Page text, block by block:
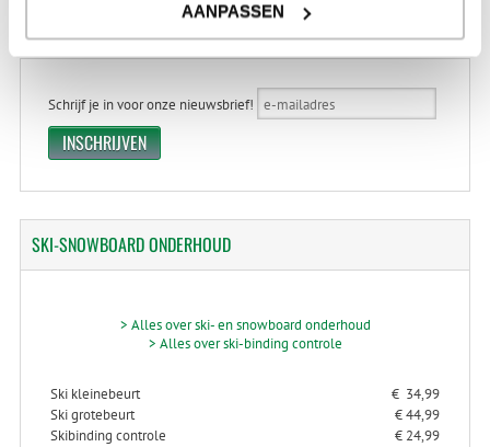
AANPASSEN
Schrijf je in voor onze nieuwsbrief!
SKI-SNOWBOARDONDERHOUD
> Alles over ski- en snowboard onderhoud
> Alles over ski-binding controle
Ski kleinebeurt
€ 34,99
Ski grotebeurt
€ 44,99
Skibinding controle
€ 24,99